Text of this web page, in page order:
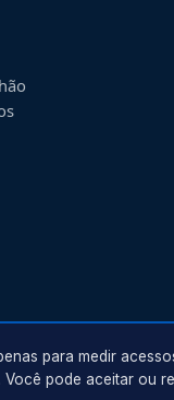
para medir
Você pode aceitar ou